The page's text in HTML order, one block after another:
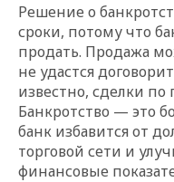
Решение о
сроки, потому что
продать. Продажа
не удастся
известно, сделки по
Банкротство — это
банк избавится от
торговой сети и
финансовые